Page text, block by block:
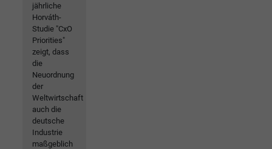
jährliche
Horváth-
Studie "CxO
Priorities"
zeigt, dass
die
Neuordnung
der
Weltwirtschaft
auch die
deutsche
Industrie
maßgeblich